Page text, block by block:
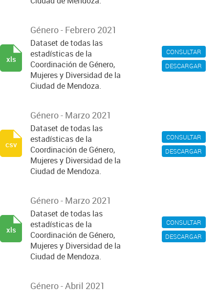
CONSULTAR
DESCARGAR
Género - Febrero 2021
Dataset de todas las
estadísticas de la
Coordinación de Género,
Mujeres y Diversidad de la
Ciudad de Mendoza.
xls
CONSULTAR
DESCARGAR
Género - Marzo 2021
Dataset de todas las
estadísticas de la
Coordinación de Género,
Mujeres y Diversidad de la
Ciudad de Mendoza.
csv
CONSULTAR
DESCARGAR
Género - Marzo 2021
Dataset de todas las
estadísticas de la
Coordinación de Género,
Mujeres y Diversidad de la
Ciudad de Mendoza.
xls
Género - Abril 2021